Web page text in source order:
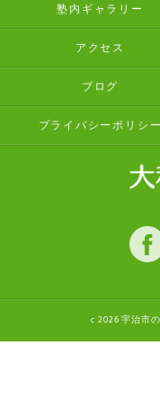
塾内ギャラリー
アクセス
ブログ
プライバシーポリシー
c 2026 宇治市